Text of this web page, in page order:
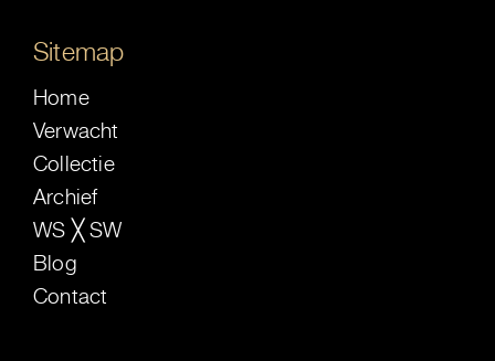
Sitemap
Home
Verwacht
Collectie
Archief
WS ╳ SW
Blog
Contact